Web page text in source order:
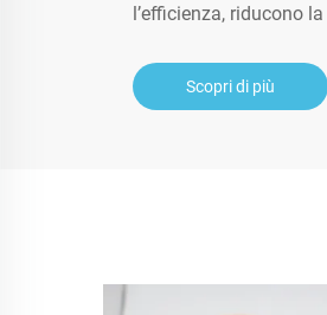
l’efficienza, riducono
Scopri di più